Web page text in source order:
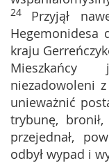
24 Przyjął
Hegemonidesa
kraju
niezadowoleni
unieważnić
trybunę, bronił,
przejednał,
odbył wypad i